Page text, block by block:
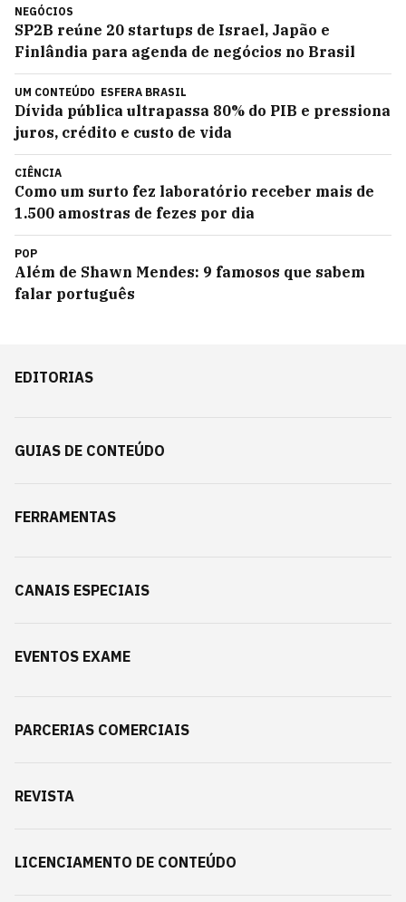
NEGÓCIOS
SP2B reúne 20 startups de Israel, Japão e
Finlândia para agenda de negócios no Brasil
UM CONTEÚDO ESFERA BRASIL
Dívida pública ultrapassa 80% do PIB e pressiona
juros, crédito e custo de vida
CIÊNCIA
Como um surto fez laboratório receber mais de
1.500 amostras de fezes por dia
POP
Além de Shawn Mendes: 9 famosos que sabem
falar português
EDITORIAS
GUIAS DE CONTEÚDO
FERRAMENTAS
CANAIS ESPECIAIS
EVENTOS EXAME
PARCERIAS COMERCIAIS
REVISTA
LICENCIAMENTO DE CONTEÚDO